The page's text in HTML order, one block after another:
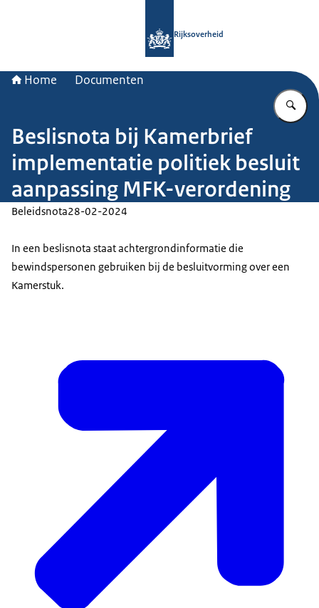
Rijksoverheid
Home Documenten
Beslisnota bij Kamerbrief
implementatie politiek besluit
aanpassing MFK-verordening
Beleidsnota28-02-2024
In een beslisnota staat achtergrondinformatie die
bewindspersonen gebruiken bij de besluitvorming over een
Kamerstuk.